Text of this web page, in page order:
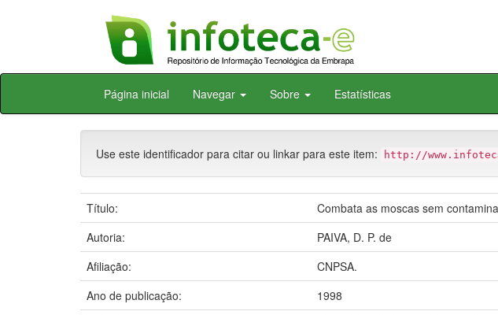
Skip
Página inicial Navegar Sobre Estatísticas
Use este identificador para citar ou linkar para este item: http://
Título:
Combata as moscas sem
Autoria:
PAIVA, D. P. de
Afiliação:
CNPSA.
Ano de publicação:
1998